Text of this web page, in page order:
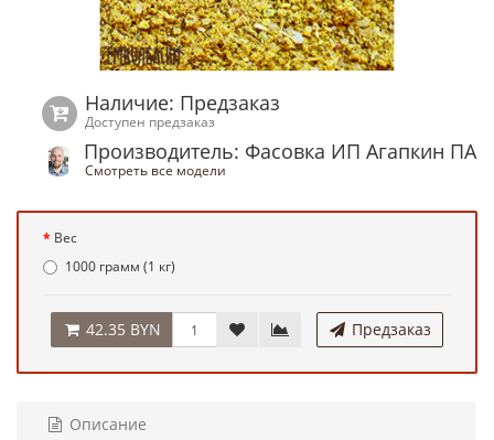
Наличие: Предзаказ
Доступен предзаказ
Производитель: Фасовка ИП Агапкин ПА
Смотреть все модели
Вес
1000 грамм (1 кг)
42.35 BYN Предзаказ
Описание